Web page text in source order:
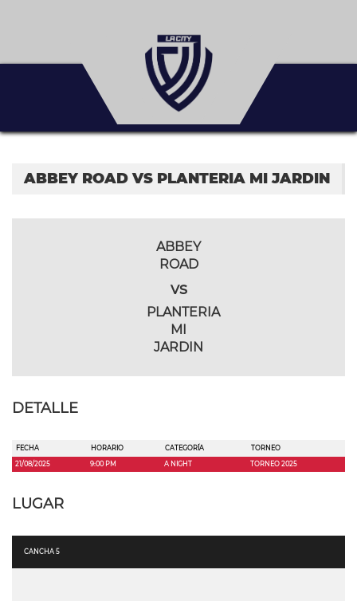
ABBEY ROAD VS PLANTERIA MI JARDIN
ABBEY
ROAD
vs
PLANTERIA
MI
JARDIN
DETALLE
FECHA HORARIO CATEGORÍA
TORNEO
21/08/2025
9:00 PM A NIGHT TORNEO 2025
LUGAR
CANCHA 5